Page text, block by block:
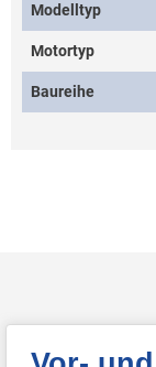
Modelltyp
Motortyp
Baureihe